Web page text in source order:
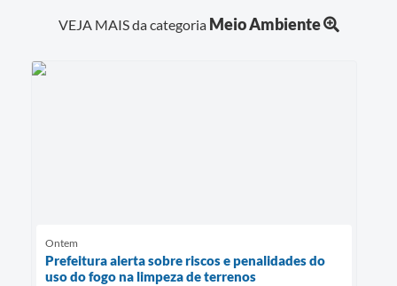
VEJA MAIS da categoria Meio Ambiente
Ontem
Prefeitura alerta sobre riscos e penalidades do
uso do fogo na limpeza de terrenos